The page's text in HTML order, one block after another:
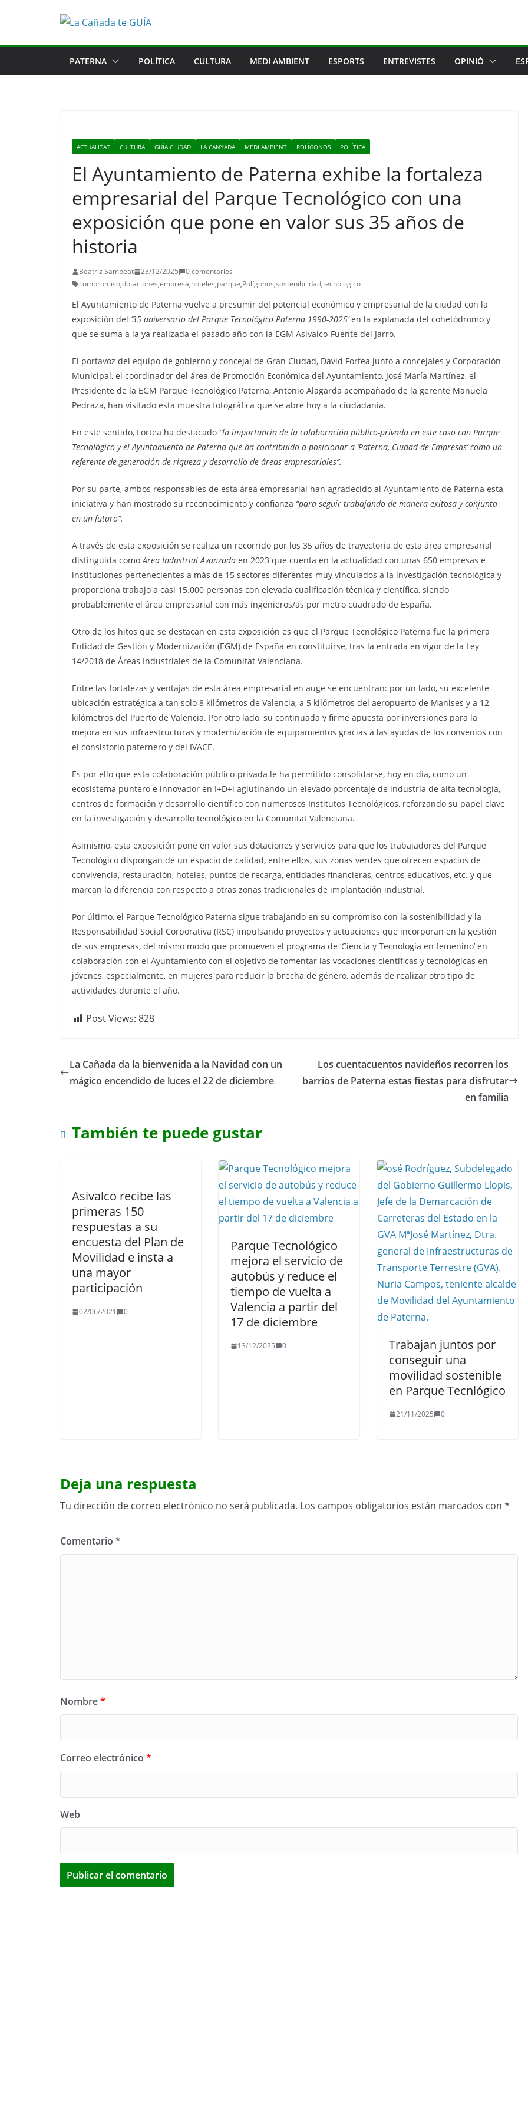
PATERNA POLÍTICA CULTURA MEDI AMBIENT ESPORTS ENTREVISTES OPINIÓ
ACTUALITAT CULTURA GUÍA CIUDAD LA CANYADA MEDI AMBIENT POLÍGONOS POLÍTICA
El Ayuntamiento de Paterna exhibe la fortaleza
empresarial del Parque Tecnológico con una
exposición que pone en valor sus 35 años de
historia
Beatriz Sambeat 23/12/2025
0 comentarios
compromiso,dotaciones,empresa,hoteles,parque,Polígonos,sostenibilidad,tecnologico
El Ayuntamiento de Paterna vuelve a presumir del potencial económico y empresarial de la ciudad con la
exposición del ‘35 aniversario del Parque Tecnológico Paterna 1990-2025’en la explanada del cohetódromo y
que se suma a la ya realizada el pasado año con la EGM Asivalco-Fuente del Jarro.
El portavoz del equipo de gobierno y concejal de Gran Ciudad, David Fortea junto a concejales y Corporación
Municipal, el coordinador del área de Promoción Económica del Ayuntamiento, José María Martínez, el
Presidente de la EGM Parque Tecnológico Paterna, Antonio Alagarda acompañado de la gerente Manuela
Pedraza, han visitado esta muestra fotográfica que se abre hoy a la ciudadanía.
En este sentido, Fortea ha destacado “la importancia de la colaboración público-privada en este caso con Parque
Tecnológico y el Ayuntamiento de Paterna que ha contribuido a posicionar a ‘Paterna, Ciudad de Empresas’ como un
referente de generación de riqueza y desarrollo de áreas empresariales”.
Por su parte, ambos responsables de esta área empresarial han agradecido al Ayuntamiento de Paterna esta
iniciativa y han mostrado su reconocimiento y confianza “para seguir trabajando de manera exitosa y conjunta
en un futuro”.
A través de esta exposición se realiza un recorrido por los 35 años de trayectoria de esta área empresarial
distinguida comoÁrea Industrial Avanzada en 2023 que cuenta en la actualidad con unas 650 empresas e
instituciones pertenecientes a más de 15 sectores diferentes muy vinculados a la investigación tecnológica y
proporciona trabajo a casi 15.000 personas con elevada cualificación técnica y científica, siendo
probablemente el área empresarial con más ingenieros/as por metro cuadrado de España.
Otro de los hitos que se destacan en esta exposición es que el Parque Tecnológico Paterna fue la primera
Entidad de Gestión y Modernización (EGM) de España en constituirse, tras la entrada en vigor de la Ley
14/2018 de Áreas Industriales de la Comunitat Valenciana.
Entre las fortalezas y ventajas de esta área empresarial en auge se encuentran: por un lado, su excelente
ubicación estratégica a tan solo 8 kilómetros de Valencia, a 5 kilómetros del aeropuerto de Manises y a 12
kilómetros del Puerto de Valencia. Por otro lado, su continuada y firme apuesta por inversiones para la
mejora en sus infraestructuras y modernización de equipamientos gracias a las ayudas de los convenios con
el consistorio paternero y del IVACE.
Es por ello que esta colaboración público-privada le ha permitido consolidarse, hoy en día, como un
ecosistema puntero e innovador en I+D+i aglutinando un elevado porcentaje de industria de alta tecnología,
centros de formación y desarrollo científico con numerosos Institutos Tecnológicos, reforzando su papel clave
en la investigación y desarrollo tecnológico en la Comunitat Valenciana.
Asimismo, esta exposición pone en valor sus dotaciones y servicios para que los trabajadores del Parque
Tecnológico dispongan de un espacio de calidad, entre ellos, sus zonas verdes que ofrecen espacios de
convivencia, restauración, hoteles, puntos de recarga, entidades financieras, centros educativos, etc. y que
marcan la diferencia con respecto a otras zonas tradicionales de implantación industrial.
Por último, el Parque Tecnológico Paterna sigue trabajando en su compromiso con la sostenibilidad y la
Responsabilidad Social Corporativa (RSC) impulsando proyectos y actuaciones que incorporan en la gestión
de sus empresas, del mismo modo que promueven el programa de ‘Ciencia y Tecnología en femenino’ en
colaboración con el Ayuntamiento con el objetivo de fomentar las vocaciones científicas y tecnológicas en
jóvenes, especialmente, en mujeres para reducir la brecha de género, además de realizar otro tipo de
actividades durante el año.
Post Views: 828
La Cañada da la bienvenida a la Navidad con un
mágico encendido de luces el 22 de diciembre
Los cuentacuentos navideños recorren los
barrios de Paterna estas fiestas para disfrutar
en familia
También te puede gustar
Asivalco recibe las
primeras 150
respuestas a su
encuesta del Plan de
Movilidad e insta a
una mayor
participación
02/06/2021 0
Parque Tecnológico
mejora el servicio de
autobús y reduce el
tiempo de vuelta a
Valencia a partir del
17 de diciembre
13/12/2025 0
Trabajan juntos por
conseguir una
movilidad sostenible
en Parque Tecnlógico
21/11/2025 0
Deja una respuesta
Tu dirección de correo electrónico no será publicada. Los campos obligatorios están marcados con *
Comentario *
Nombre*
Correo electrónico *
Web